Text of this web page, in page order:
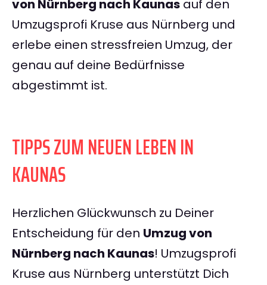
von Nürnberg nach Kaunas auf den
Umzugsprofi Kruse aus Nürnberg und
erlebe einen stressfreien Umzug, der
genau auf deine Bedürfnisse
abgestimmt ist.
TIPPS ZUM NEUEN LEBEN IN
KAUNAS
Herzlichen Glückwunsch zu Deiner
Entscheidung für den Umzug von
Nürnberg nach Kaunas! Umzugsprofi
Kruse aus Nürnberg unterstützt Dich